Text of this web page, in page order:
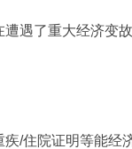
遇了重大经济变
/住院证明等能经